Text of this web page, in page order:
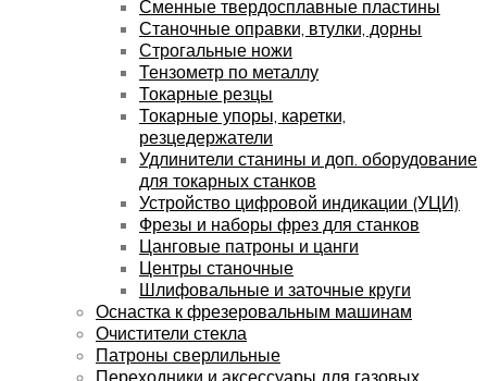
Сменные твердосплавные пластины
Станочные оправки, втулки, дорны
Строгальные ножи
Тензометр по металлу
Токарные резцы
Токарные упоры, каретки,
резцедержатели
Удлинители станины и доп. оборудование
для токарных станков
Устройство цифровой индикации (УЦИ)
Фрезы и наборы фрез для станков
Цанговые патроны и цанги
Центры станочные
Шлифовальные и заточные круги
Оснастка к фрезеровальным машинам
Очистители стекла
Патроны сверлильные
Переходники и аксессуары для газовых